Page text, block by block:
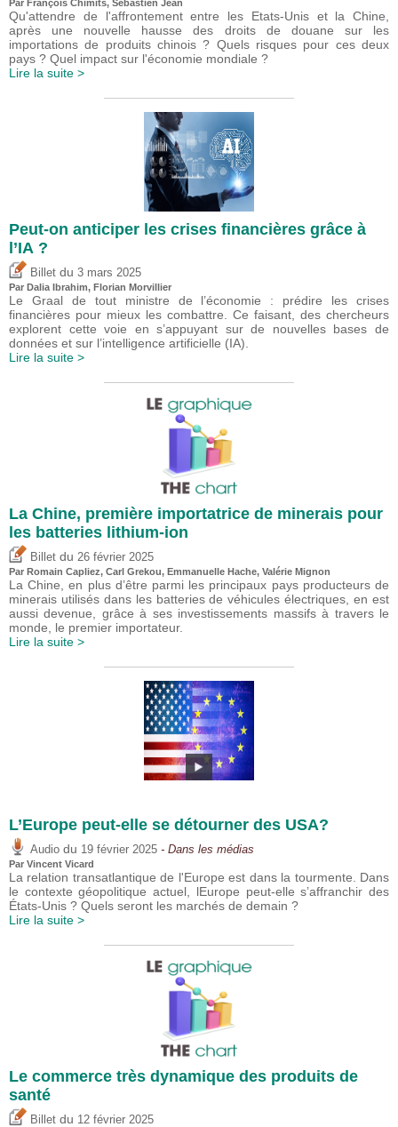
Par François Chimits, Sébastien Jean
Qu'attendre de l'affrontement entre les Etats-Unis et la Chine,
après une nouvelle hausse des droits de douane sur les
importations de produits chinois ? Quels risques pour ces deux
pays ? Quel impact sur l'économie mondiale ?
Lire la suite >
Peut-on anticiper les crises financières grâce à
l’IA ?
Billet du 3 mars 2025
Par Dalia Ibrahim, Florian Morvillier
Le Graal de tout ministre de l’économie : prédire les crises
financières pour mieux les combattre. Ce faisant, des chercheurs
explorent cette voie en s’appuyant sur de nouvelles bases de
données et sur l’intelligence artificielle (IA).
Lire la suite >
La Chine, première importatrice de minerais pour
les batteries lithium-ion
Billet du 26 février 2025
Par Romain Capliez, Carl Grekou, Emmanuelle Hache, Valérie Mignon
La Chine, en plus d’être parmi les principaux pays producteurs de
minerais utilisés dans les batteries de véhicules électriques, en est
aussi devenue, grâce à ses investissements massifs à travers le
monde, le premier importateur.
Lire la suite >
L’Europe peut-elle se détourner des USA?
Audio du 19 février 2025 - Dans les médias
Par Vincent Vicard
La relation transatlantique de l'Europe est dans la tourmente. Dans
le contexte géopolitique actuel, lEurope peut-elle s’affranchir des
États-Unis ? Quels seront les marchés de demain ?
Lire la suite >
Le commerce très dynamique des produits de
santé
Billet du 12 février 2025